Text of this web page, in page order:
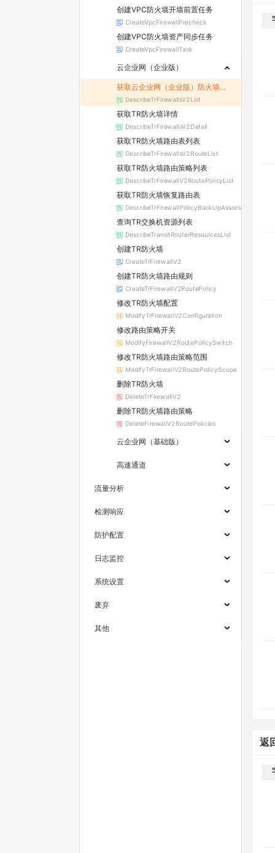
创建VPC防火墙开墙前置任务
CreateVpcFirewallPrecheck
创建VPC防火墙资产同步任务
CreateVpcFirewallTask
云企业网（企业版）
获取云企业网（企业版）防火墙列表
DescribeTrFirewallsV2List
获取TR防火墙详情
DescribeTrFirewallsV2Detail
获取TR防火墙路由表列表
DescribeTrFirewallsV2RouteList
获取TR防火墙路由策略列表
DescribeTrFirewallV2RoutePolicyList
获取TR防火墙恢复路由表
DescribeTrFirewallPolicyBackUpAssociationList
查询TR交换机资源列表
DescribeTransitRouterResourcesList
创建TR防火墙
CreateTrFirewallV2
创建TR防火墙路由规则
CreateTrFirewallV2RoutePolicy
修改TR防火墙配置
ModifyTrFirewallV2Configuration
修改路由策略开关
ModifyFirewallV2RoutePolicySwitch
修改TR防火墙路由策略范围
ModifyTrFirewallV2RoutePolicyScope
删除TR防火墙
DeleteTrFirewallV2
删除TR防火墙路由策略
DeleteFirewallV2RoutePolicies
云企业网（基础版）
高速通道
流量分析
检测响应
防护配置
日志监控
系统设置
废弃
其他
返